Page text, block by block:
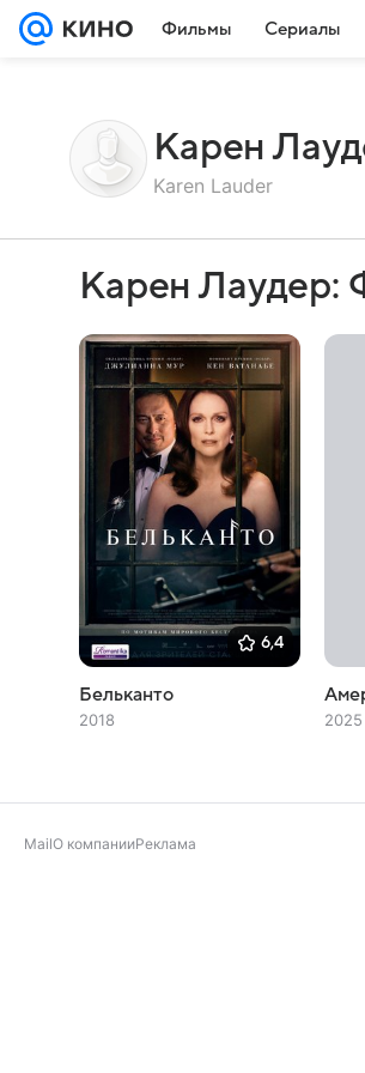
Фильмы Сериалы
Карен
Karen Lauder
Карен Лаудер:
6,4
Бельканто
2018 2025
MailО компанииРеклама